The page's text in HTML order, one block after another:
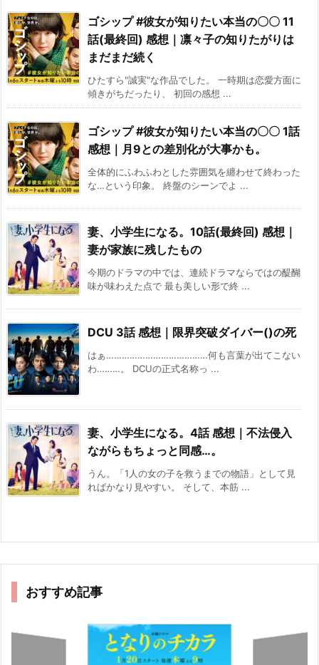
ゴシップ #彼女が知りたい本当の〇〇 11
話(最終回) 感想｜凛々子の知りたがりは
まだまだ続く
ひたすら"誠実"な作品でした。 一時期は恋愛方面に
傾きがちだったり、 初回の感想 ...
ゴシップ #彼女が知りたい本当の〇〇 1話
感想｜月9との差別化が大事かも。
全体的にふわふわとした雰囲気を纏わせて終わった
な…という印象。 終盤のシーンでよ ...
妻、小学生になる。10話(最終回) 感想｜
妻が家族に残したもの
今期のドラマの中では、連続ドラマならではの醍醐
味が味わえた点で 最も美しい形で終 ...
DCU 3話 感想｜限界突破ダイバー()の死
はぁ…………………………………何も言葉が出てこない
わ………。 DCUの正式名称っ ...
妻、小学生になる。4話 感想｜不法侵入
ながらもちょっと同感…。
うん。「1人の女の子を救うまでの物語」として見
ればかなり見やすい。 そして、本筋 ...
おすすめ記事